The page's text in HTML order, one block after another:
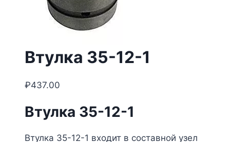
Втулка 35-12-1
₽437.00
Втулка 35-12-1
Втулка 35-12-1 входит в составной узел